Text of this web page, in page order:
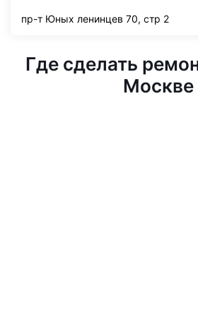
пр-т Юных ленинцев 70, стр 2
Где сделать
Москве